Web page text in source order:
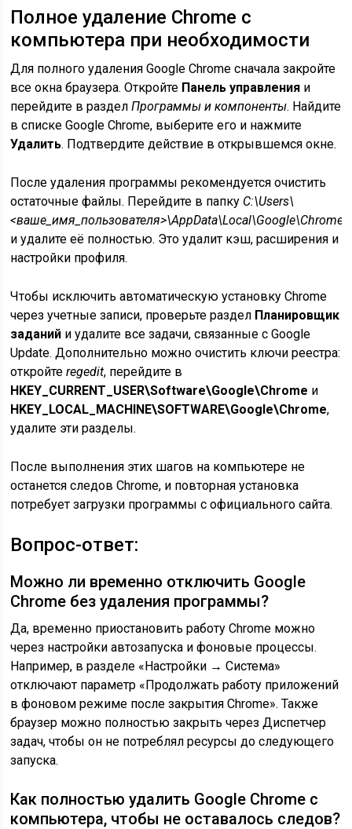
Полное удаление Chrome с
компьютера при необходимости
Для полного удаления Google Chrome сначала закройте
все окна браузера. Откройте Панель управления и
перейдите в разделПрограммы и компоненты. Найдите
в списке Google Chrome, выберите его и нажмите
Удалить. Подтвердите действие в открывшемся окне.
После удаления программы рекомендуется очистить
остаточные файлы. Перейдите в папку C:\Users\
<ваше_имя_пользователя>\AppData\Local\Google\Chrome
и удалите её полностью. Это удалит кэш, расширения и
настройки профиля.
Чтобы исключить автоматическую установку Chrome
через учетные записи, проверьте раздел Планировщик
заданий и удалите все задачи, связанные с Google
Update. Дополнительно можно очистить ключи реестра:
откройтеregedit, перейдите в
HKEY_CURRENT_USER\Software\Google\Chrome и
HKEY_LOCAL_MACHINE\SOFTWARE\Google\Chrome,
удалите эти разделы.
После выполнения этих шагов на компьютере не
останется следов Chrome, и повторная установка
потребует загрузки программы с официального сайта.
Вопрос-ответ:
Можно ли временно отключить Google
Chrome без удаления программы?
Да, временно приостановить работу Chrome можно
через настройки автозапуска и фоновые процессы.
Например, в разделе «Настройки → Система»
отключают параметр «Продолжать работу приложений
в фоновом режиме после закрытия Chrome». Также
браузер можно полностью закрыть через Диспетчер
задач, чтобы он не потреблял ресурсы до следующего
запуска.
Как полностью удалить Google Chrome с
компьютера, чтобы не оставалось следов?